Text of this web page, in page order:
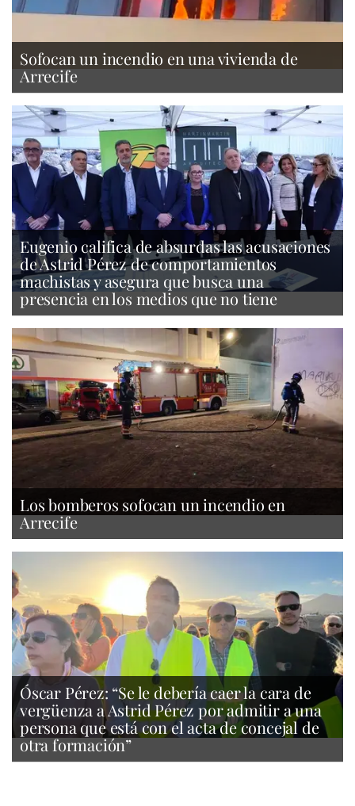
Sofocan un incendio en una vivienda de
Arrecife
Eugenio califica de absurdas las acusaciones
de Astrid Pérez de comportamientos
machistas y asegura que busca una
presencia en los medios que no tiene
Los bomberos sofocan un incendio en
Arrecife
Óscar Pérez: “Se le debería caer la cara de
vergüenza a Astrid Pérez por admitir a una
persona que está con el acta de concejal de
otra formación”